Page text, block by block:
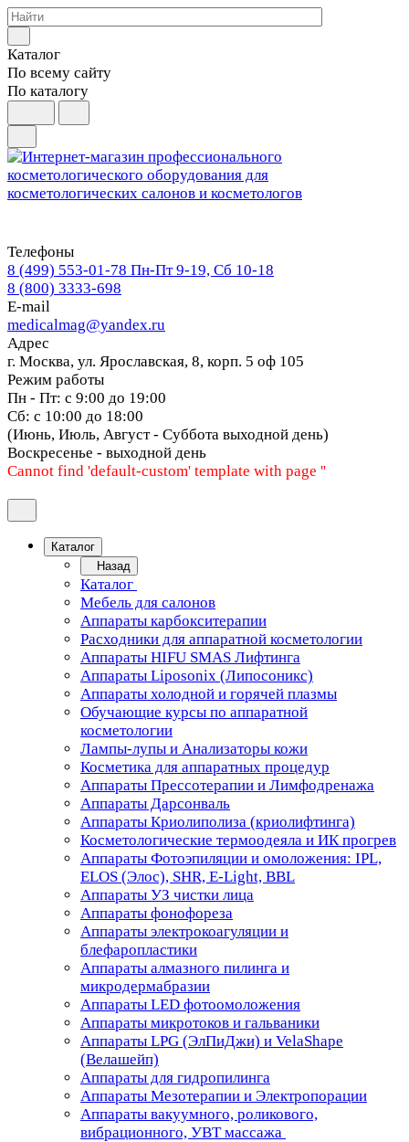
Каталог
По всему сайту
По каталогу
Телефоны
8 (499) 553-01-78 Пн-Пт 9-19, Сб 10-18
8 (800) 3333-698
E-mail
medicalmag@yandex.ru
Адрес
г. Москва, ул. Ярославская, 8, корп. 5 оф 105
Режим работы
Пн - Пт: с 9:00 до 19:00
Сб: с 10:00 до 18:00
(Июнь, Июль, Август - Суббота выходной день)
Воскресенье - выходной день
Cannot find 'default-custom' template with page ''
Каталог
Назад
Каталог
Мебель для салонов
Аппараты карбокситерапии
Расходники для аппаратной косметологии
Аппараты HIFU SMAS Лифтинга
Аппараты Liposonix (Липосоникс)
Аппараты холодной и горячей плазмы
Обучающие курсы по аппаратной
косметологии
Лампы-лупы и Анализаторы кожи
Косметика для аппаратных процедур
Аппараты Прессотерапии и Лимфодренажа
Аппараты Дарсонваль
Аппараты Криолиполиза (криолифтинга)
Косметологические термоодеяла и ИК прогрев
Аппараты Фотоэпиляции и омоложения: IPL,
ELOS (Элос), SHR, E-Light, BBL
Аппараты УЗ чистки лица
Аппараты фонофореза
Аппараты электрокоагуляции и
блефаропластики
Аппараты алмазного пилинга и
микродермабразии
Аппараты LED фотоомоложения
Аппараты микротоков и гальваники
Аппараты LPG (ЭлПиДжи) и VelaShape
(Велашейп)
Аппараты для гидропилинга
Аппараты Мезотерапии и Электропорации
Аппараты вакуумного, роликового,
вибрационного, УВТ массажа